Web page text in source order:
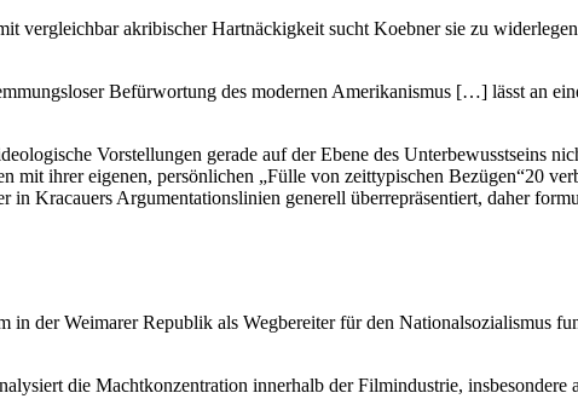
vergleichbar akribischer Hartnäckigkeit sucht Koebner sie zu
Befürwortung des modernen Amerikanismus […] lässt an
Vorstellungen gerade auf der Ebene des Unterbewusstseins
mit ihrer eigenen, persönlichen „Fülle von zeittypischen Bezügen“20
Kracauers Argumentationslinien generell überrepräsentiert, daher
der Weimarer Republik als Wegbereiter für den Nationalsozialismus
die Machtkonzentration innerhalb der Filmindustrie,